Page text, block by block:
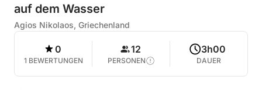
auf dem Wasser
Agios Nikolaos, Griechenland
0
1 BEWERTUNGEN
12
PERSONEN
3h00
DAUER